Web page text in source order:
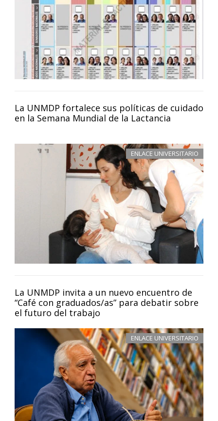
La UNMDP fortalece sus políticas de cuidado
en la Semana Mundial de la Lactancia
ENLACE UNIVERSITARIO
La UNMDP invita a un nuevo encuentro de
“Café con graduados/as” para debatir sobre
el futuro del trabajo
ENLACE UNIVERSITARIO